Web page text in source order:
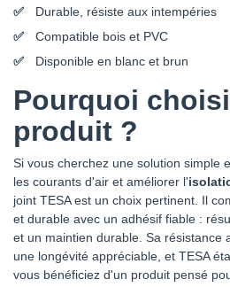
Durable, résiste aux intempéries
Compatible bois et PVC
Disponible en blanc et brun
Pourquoi
produit ?
Si vous cherchez une solution simple
les courants d'air et améliorer l'
joint TESA est un choix pertinent. Il
et durable avec un adhésif fiable :
et un maintien durable. Sa résistance
une longévité appréciable, et TESA
vous bénéficiez d'un produit pensé